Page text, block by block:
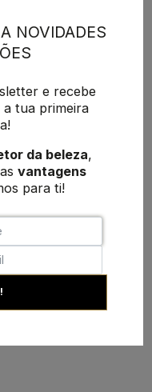
NOVIDADES
e recebe
tua primeira
da beleza,
vantagens
para ti!